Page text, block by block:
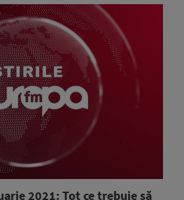
2021: Tot ce trebuie să